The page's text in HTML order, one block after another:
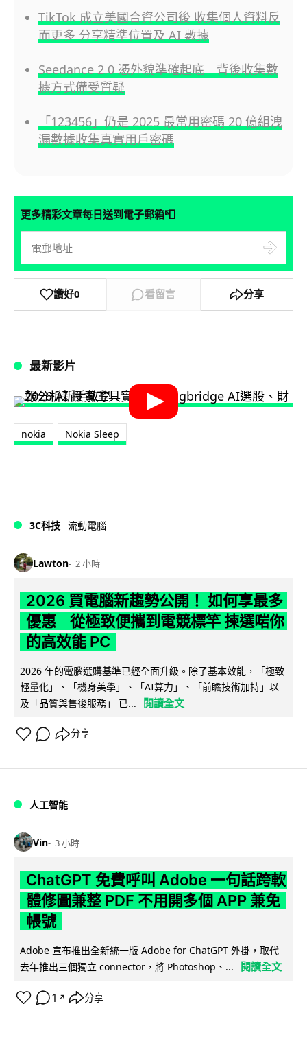
TikTok 成立美國合資公司後 收集個人資料反
而更多 分享精準位置及 AI 數據
Seedance 2.0 憑外貌準確起底 背後收集數
據方式備受質疑
「123456」仍是 2025 最常用密碼 20 億組洩
漏數據收集真實用戶密碼
更多精彩文章每日送到電子郵箱📮
讚好0 看留言 分享
最新影片
nokia Nokia Sleep
3C科技 流動電腦
Lawton 2 小時
2026 買電腦新趨勢公開！ 如何享最多
優惠 從極致便攜到電競標竿 揀選啱你
的高效能 PC
2026 年的電腦選購基準已經全面升級。除了基本效能，「極致
輕量化」、「機身美學」、「AI算力」、「前瞻技術加持」以
及「品質與售後服務」 已...
閱讀全文
分享
人工智能
Vin 3 小時
ChatGPT 免費呼叫 Adobe 一句話跨軟
體修圖兼整 PDF 不用開多個 APP 兼免
帳號
Adobe 宣布推出全新統一版 Adobe for ChatGPT 外掛，取代
去年推出三個獨立 connector，將 Photoshop、...
閱讀全文
1 ↗ 分享